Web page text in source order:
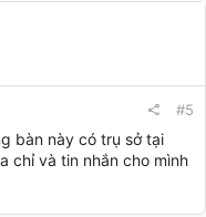
#5
bàn này có trụ sở tại
chỉ và tin nhắn cho mình